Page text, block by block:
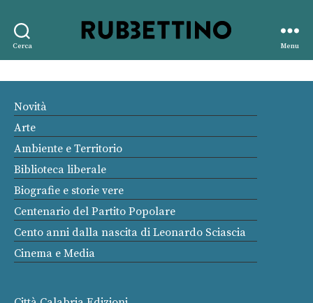
Cerca
editore
Menu
Novità
Arte
Ambiente e Territorio
Biblioteca liberale
Biografie e storie vere
Centenario del Partito Popolare
Cento anni dalla nascita di Leonardo Sciascia
Cinema e Media